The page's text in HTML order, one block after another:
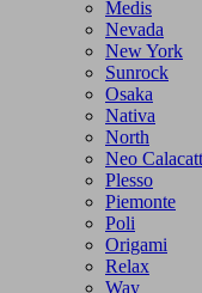
Medis
Nevada
New York
Sunrock
Osaka
Nativa
North
Neo
Plesso
Piemonte
Poli
Origami
Relax
Way